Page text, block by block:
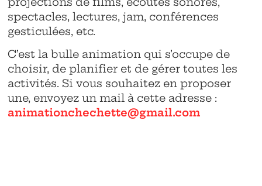
spectacles, lectures, jam, conférences
gesticulées, etc.
C’est la bulle animation qui s’occupe de
choisir, de planifier et de gérer toutes les
activités. Si vous souhaitez en proposer
une, envoyez un mail à cette adresse :
animationchechette@gmail.com